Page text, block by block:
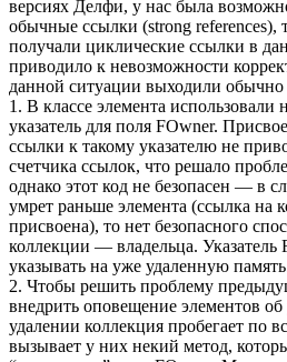
версиях Делфи, у нас была
обычные ссылки (strong references),
получали циклические ссылки в
приводило к невозможности
данной ситуации выходили обычно
1. В классе элемента
указатель для поля FOwner.
ссылки к такому указателю не
счетчика ссылок, что решало
однако этот код не безопасен — в
умрет раньше элемента (ссылка на
присвоена), то нет безопасного
коллекции — владельца.
указывать на уже удаленную
2. Чтобы решить проблему
внедрить оповещение элементов
удалении коллекция пробегает по
вызывает у них некий метод,